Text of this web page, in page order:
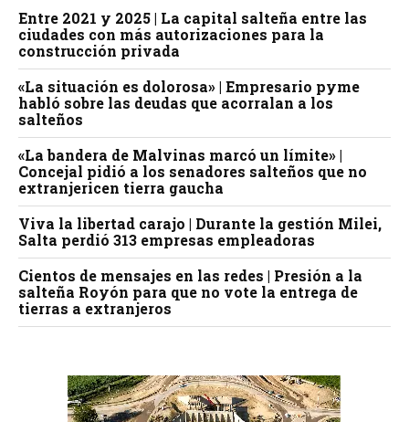
Entre 2021 y 2025 | La capital salteña entre las
ciudades con más autorizaciones para la
construcción privada
«La situación es dolorosa» | Empresario pyme
habló sobre las deudas que acorralan a los
salteños
«La bandera de Malvinas marcó un límite» |
Concejal pidió a los senadores salteños que no
extranjericen tierra gaucha
Viva la libertad carajo | Durante la gestión Milei,
Salta perdió 313 empresas empleadoras
Cientos de mensajes en las redes | Presión a la
salteña Royón para que no vote la entrega de
tierras a extranjeros